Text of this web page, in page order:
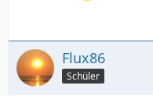
Flux86
Schüler